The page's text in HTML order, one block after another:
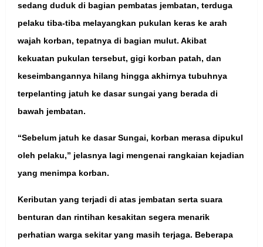
sedang duduk di bagian pembatas jembatan, terduga
pelaku tiba-tiba melayangkan pukulan keras ke arah
wajah korban, tepatnya di bagian mulut. Akibat
kekuatan pukulan tersebut, gigi korban patah, dan
keseimbangannya hilang hingga akhirnya tubuhnya
terpelanting jatuh ke dasar sungai yang berada di
bawah jembatan.
“Sebelum jatuh ke dasar Sungai, korban merasa dipukul
oleh pelaku,” jelasnya lagi mengenai rangkaian kejadian
yang menimpa korban.
Keributan yang terjadi di atas jembatan serta suara
benturan dan rintihan kesakitan segera menarik
perhatian warga sekitar yang masih terjaga. Beberapa